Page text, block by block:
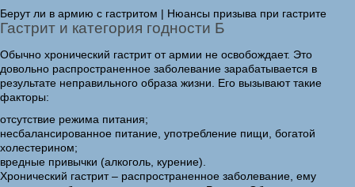
Берут ли в армию с гастритом | Нюансы призыва при гастрите
Гастрит и категория годности Б
Обычно хронический гастрит от армии не освобождает. Это
довольно распространенное заболевание зарабатывается в
результате неправильного образа жизни. Его вызывают такие
факторы:
отсутствие режима питания;
несбалансированное питание, употребление пищи, богатой
холестерином;
вредные привычки (алкоголь, курение).
Хронический гастрит – распространенное заболевание, ему